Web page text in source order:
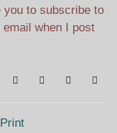
to subscribe to
when I post
SearchSubscribe to
Sign In
Print